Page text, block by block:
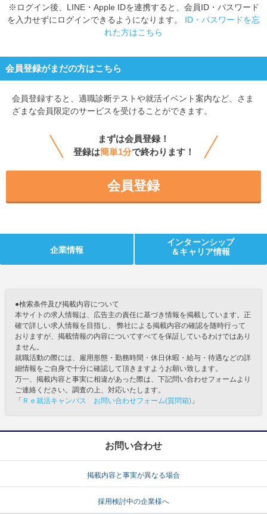
※ログイン後、LINE・Apple IDを連携すると、会員ID・パスワード
を入力せずにログインできるようになります。 ID・パスワードを忘
れた方はこちら
会員登録がまだの方はこちら
会員登録すると、 適職診断テストや就活イベント案内など、さま
ざまな会員限定のサービスを受けることができます。
まずは会員登録！
登録は簡単1分で終わります！
会員登録
企業情報
インターンシップ
＆キャリア情報
●検索条件及び掲載内容について
本サイトの求人情報は、広告主の責任に基づき情報を掲載しています。正
確で詳しい求人情報を目指し、 弊社による掲載内容の確認を随時行って
おりますが、掲載情報の内容についてすべてを保証しているわけではあり
ません。
就職活動の際には、雇用形態・勤務時間・休日休暇・給与・待遇などの詳
細情報をご自身で十分に確認して頂きますようお願い致します。
万一、掲載内容と事実に相違があった際は、下記問い合わせフォームより
ご連絡ください。調査の上、対応いたします。
「 Ｒｅ就活キャンパス お問い合わせフォーム(質問箱) 」
お問い合わせ
掲載内容と事実が異なる場合
採用検討中の企業様へ